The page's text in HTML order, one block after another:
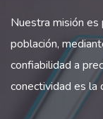
Nuestra misión es
población,
confiabilidad a
conectividad es la